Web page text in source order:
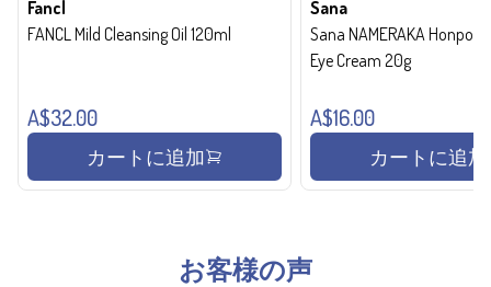
Fancl
FANCL Mild Cleansing Oil 120ml
A$32.00
カートに追加
Sana
Sana NAMERAKA Honpo
Eye Cream 20g
A$16.00
カートに追加
お客様の声